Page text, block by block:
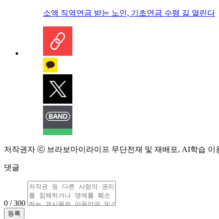
소액 직역연금 받는 노인, 기초연금 수령 길 열린다
저작권자 ⓒ 브라보마이라이프 무단전재 및 재배포, AI학습 이
댓글
0 / 300